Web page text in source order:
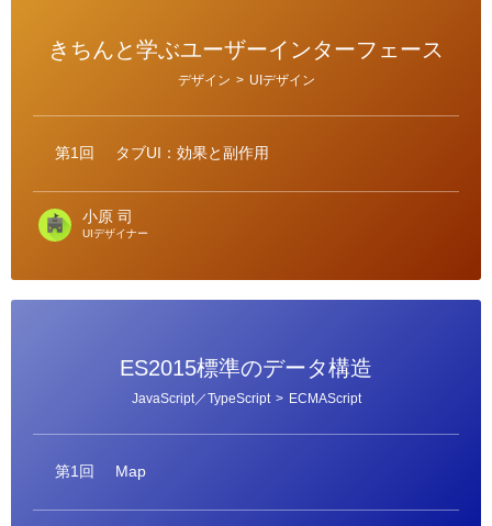
きちんと学ぶユーザーインターフェース
デザイン > UIデザイン
第1回 タブUI：効果と副作用
小原 司
UIデザイナー
ES2015標準のデータ構造
JavaScript／TypeScript > ECMAScript
第1回 Map